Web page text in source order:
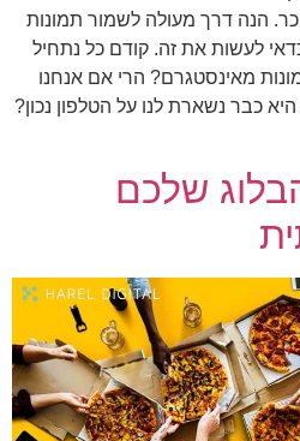
הנה דרך מעולה לשמור תמונות
לעשות את זה. קודם כל נתחיל
מאינסטגרם? הרי אם אנחנו
כבר נשארת לנו על הטלפון נכון?
שלכם